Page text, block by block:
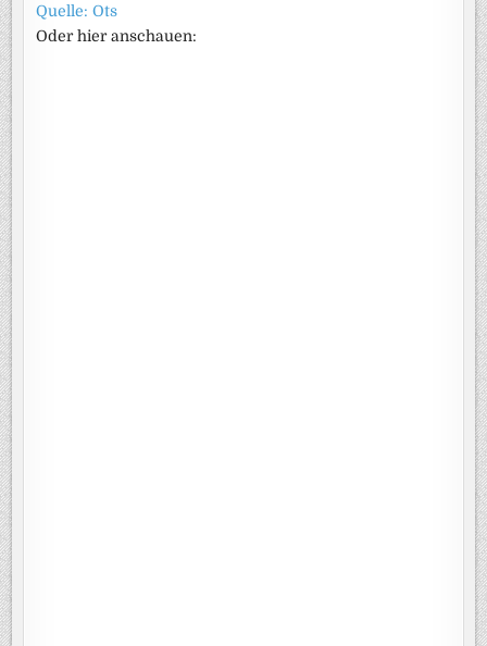
Quelle: Ots
Oder hier anschauen: